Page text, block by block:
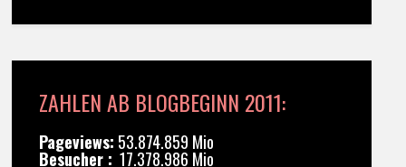
ZAHLEN AB BLOGBEGINN 2011:
Pageviews: 53.874.859 Mio
Besucher : 17.378.986 Mio